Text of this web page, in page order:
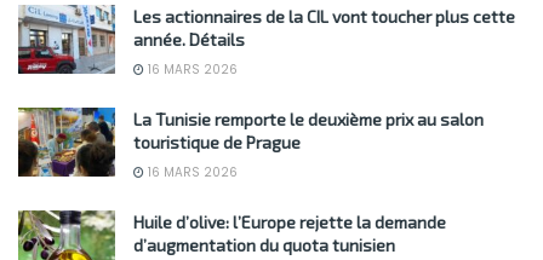
Les actionnaires de la CIL vont toucher plus cette
année. Détails
16 MARS 2026
La Tunisie remporte le deuxième prix au salon
touristique de Prague
16 MARS 2026
Huile d’olive: l’Europe rejette la demande
d’augmentation du quota tunisien